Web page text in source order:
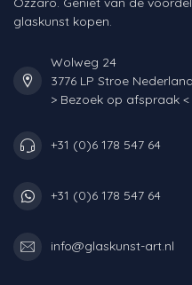
glaskunst kopen.
Wolweg 24
3776 LP Stroe Nederland
> Bezoek op afspraak <
+31 (0)6 178 547 64
+31 (0)6 178 547 64
info@glaskunst-art.nl